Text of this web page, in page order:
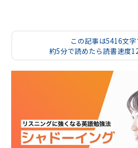
この記事は5416文字
約5分で読めたら読書速度